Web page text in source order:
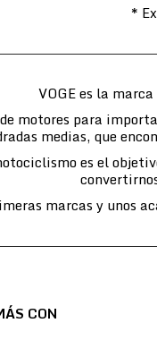
*
VOGE es la
motores para
medias, que
es el
marcas y unos
CON